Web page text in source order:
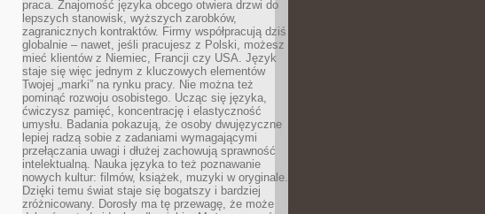
praca. Znajomość języka obcego otwiera drzwi do
lepszych stanowisk, wyższych zarobków,
zagranicznych kontraktów. Firmy współpracują dziś
globalnie – nawet, jeśli pracujesz z Polski, możesz
mieć klientów z Niemiec, Francji czy USA. Język
staje się więc jednym z kluczowych elementów
Twojej „marki” na rynku pracy. Nie można też
pominąć rozwoju osobistego. Ucząc się języka,
ćwiczysz pamięć, koncentrację i elastyczność
umysłu. Badania pokazują, że osoby dwujęzyczne
lepiej radzą sobie z zadaniami wymagającymi
przełączania uwagi i dłużej zachowują sprawność
intelektualną. Nauka języka to też poznawanie
nowych kultur: filmów, książek, muzyki w oryginale.
Dzięki temu świat staje się bogatszy i bardziej
zróżnicowany. Dorosły ma tę przewagę, że może